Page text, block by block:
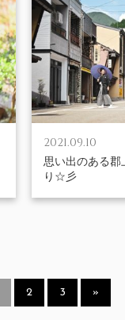
2021.09.10
思い出のある
り☆彡
2 3 »